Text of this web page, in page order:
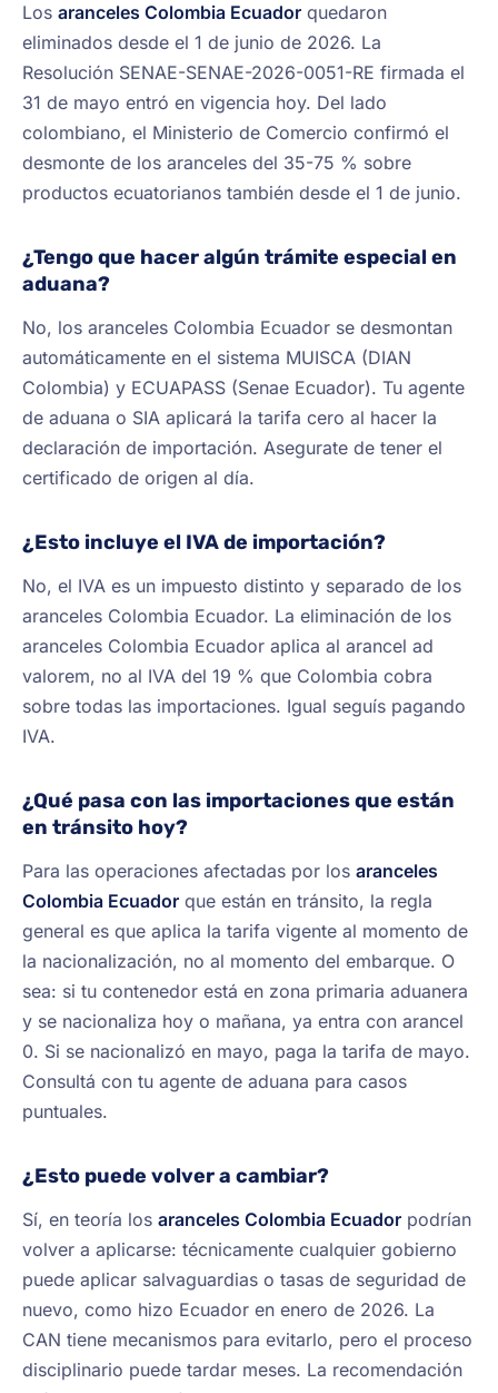
Los aranceles Colombia Ecuador quedaron
eliminados desde el 1 de junio de 2026. La
Resolución SENAE-SENAE-2026-0051-RE firmada el
31 de mayo entró en vigencia hoy. Del lado
colombiano, el Ministerio de Comercio confirmó el
desmonte de los aranceles del 35-75 % sobre
productos ecuatorianos también desde el 1 de junio.
¿Tengo que hacer algún trámite especial en
aduana?
No, los aranceles Colombia Ecuador se desmontan
automáticamente en el sistema MUISCA (DIAN
Colombia) y ECUAPASS (Senae Ecuador). Tu agente
de aduana o SIA aplicará la tarifa cero al hacer la
declaración de importación. Asegurate de tener el
certificado de origen al día.
¿Esto incluye el IVA de importación?
No, el IVA es un impuesto distinto y separado de los
aranceles Colombia Ecuador. La eliminación de los
aranceles Colombia Ecuador aplica al arancel ad
valorem, no al IVA del 19 % que Colombia cobra
sobre todas las importaciones. Igual seguís pagando
IVA.
¿Qué pasa con las importaciones que están
en tránsito hoy?
Para las operaciones afectadas por los aranceles
Colombia Ecuador que están en tránsito, la regla
general es que aplica la tarifa vigente al momento de
la nacionalización, no al momento del embarque. O
sea: si tu contenedor está en zona primaria aduanera
y se nacionaliza hoy o mañana, ya entra con arancel
0. Si se nacionalizó en mayo, paga la tarifa de mayo.
Consultá con tu agente de aduana para casos
puntuales.
¿Esto puede volver a cambiar?
Sí, en teoría los aranceles Colombia Ecuador podrían
volver a aplicarse: técnicamente cualquier gobierno
puede aplicar salvaguardias o tasas de seguridad de
nuevo, como hizo Ecuador en enero de 2026. La
CAN tiene mecanismos para evitarlo, pero el proceso
disciplinario puede tardar meses. La recomendación